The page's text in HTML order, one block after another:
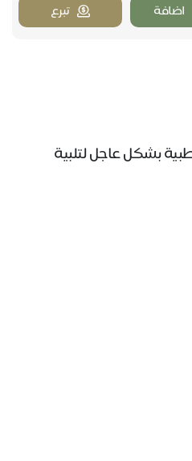
اضافة تبرع
بشكل عاجل لتلبية